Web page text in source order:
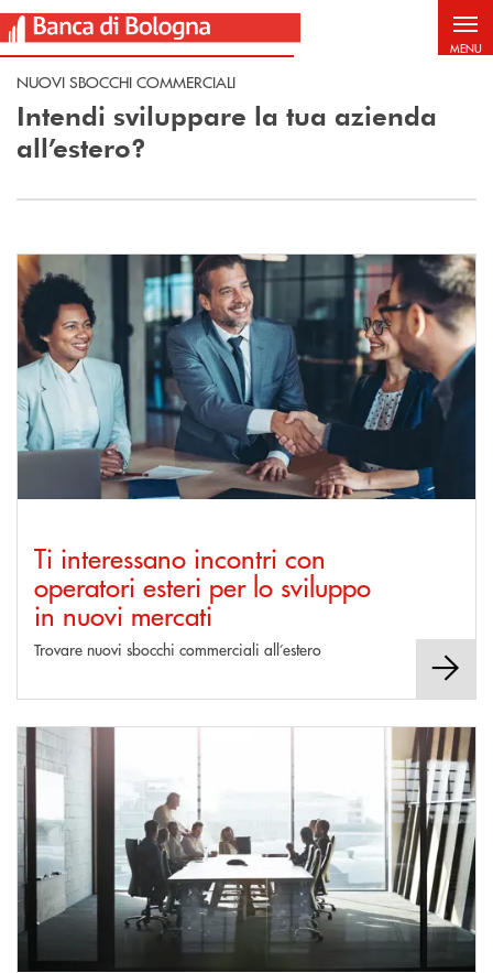
Salta al contenuto principale
MENU
NUOVI SBOCCHI COMMERCIALI
Intendi sviluppare la tua azienda
all’estero?
Scopri di più Ti interessano incontri con operatori esteri per lo sviluppo
Ti interessano incontri con
operatori esteri per lo sviluppo
in nuovi mercati
Trovare nuovi sbocchi commerciali all’estero
Scopri di più Ti interessa ricercare bandi di gara internazionali SACE